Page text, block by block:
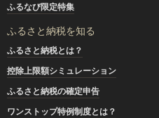
ふるなび限定特集
ふるさと納税を知る
ふるさと納税とは？
控除上限額シミュレーション
ふるさと納税の確定申告
ワンストップ特例制度とは？